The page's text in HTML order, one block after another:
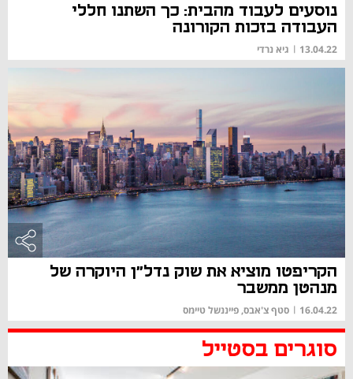
נוסעים לעבוד מהבית: כך השתנו חללי
העבודה בזכות הקורונה
13.04.22
| גיא נרדי
הקריפטו מוציא את שוק נדל"ן היוקרה של
מנהטן ממשבר
16.04.22
| סטף צ'אבס, פייננשל טיימס
סוגרים בסטייל